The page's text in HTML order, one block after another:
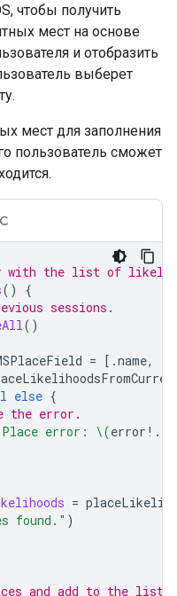
чтобы получить
мест на основе
и отобразить
выберет
мест для заполнения
пользователь сможет
with the list of likely
()
{
sessions.
()
= [.name,
else {
the error.
error: \(error !.
=
found." )
and add to the list.